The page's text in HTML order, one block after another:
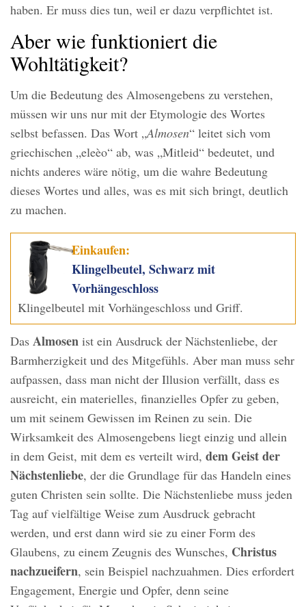
haben. Er muss dies tun, weil er dazu verpflichtet ist.
Aber wie funktioniert die
Wohltätigkeit?
Um die Bedeutung des Almosengebens zu verstehen,
müssen wir uns nur mit der Etymologie des Wortes
selbst befassen. Das Wort „Almosen“ leitet sich vom
griechischen „eleèo“ ab, was „Mitleid“ bedeutet, und
nichts anderes wäre nötig, um die wahre Bedeutung
dieses Wortes und alles, was es mit sich bringt, deutlich
zu machen.
Einkaufen:
Klingelbeutel, Schwarz mit
Vorhängeschloss
Klingelbeutel mit Vorhängeschloss und Griff.
Das Almosen ist ein Ausdruck der Nächstenliebe, der
Barmherzigkeit und des Mitgefühls. Aber man muss sehr
aufpassen, dass man nicht der Illusion verfällt, dass es
ausreicht, ein materielles, finanzielles Opfer zu geben,
um mit seinem Gewissen im Reinen zu sein. Die
Wirksamkeit des Almosengebens liegt einzig und allein
in dem Geist, mit dem es verteilt wird, dem Geist der
Nächstenliebe, der die Grundlage für das Handeln eines
guten Christen sein sollte. Die Nächstenliebe muss jeden
Tag auf vielfältige Weise zum Ausdruck gebracht
werden, und erst dann wird sie zu einer Form des
Glaubens, zu einem Zeugnis des Wunsches, Christus
nachzueifern, sein Beispiel nachzuahmen. Dies erfordert
Engagement, Energie und Opfer, denn seine